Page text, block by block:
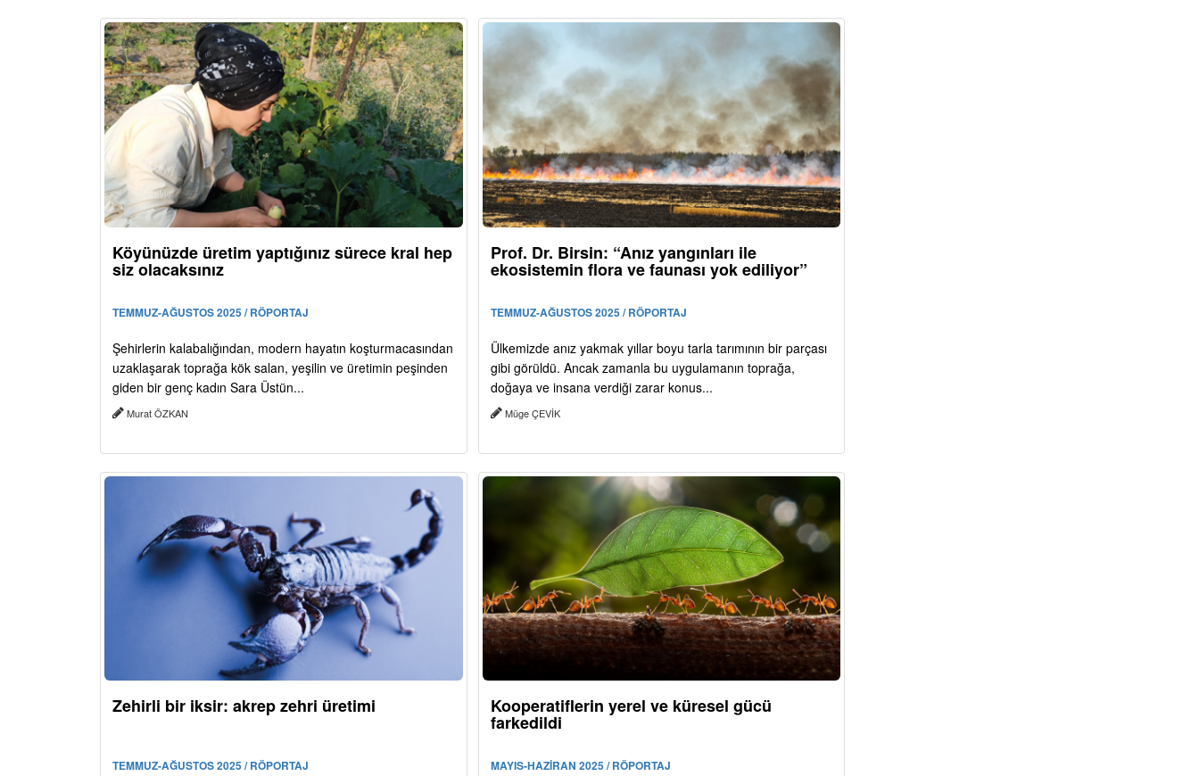
Köyünüzde üretim yaptığınız sürece kral hep
siz olacaksınız
TEMMUZ-AĞUSTOS 2025 / RÖPORTAJ
Şehirlerin kalabalığından, modern hayatın koşturmacasından
uzaklaşarak toprağa kök salan, yeşilin ve üretimin peşinden
giden bir genç kadın Sara Üstün...
Murat ÖZKAN
Prof. Dr. Birsin: “Anız yangınları ile
ekosistemin flora ve faunası yok ediliyor”
TEMMUZ-AĞUSTOS 2025 / RÖPORTAJ
Ülkemizde anız yakmak yıllar boyu tarla tarımının bir parçası
gibi görüldü. Ancak zamanla bu uygulamanın toprağa,
doğaya ve insana verdiği zarar konus...
Müge ÇEVİK
Zehirli bir iksir: akrep zehri üretimi
TEMMUZ-AĞUSTOS 2025 / RÖPORTAJ
Kooperatiflerin yerel ve küresel gücü
farkedildi
MAYIS-HAZİRAN 2025 / RÖPORTAJ